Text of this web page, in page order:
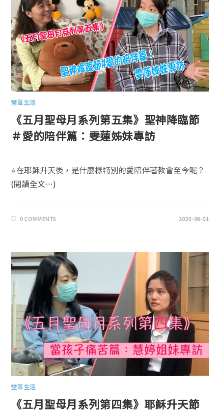
堂區生活
《五月聖母月系列第五集》聖神降臨節
＃愛的陪伴篇：雯蓮姊妹專訪
⭐️在耶穌升天後，是什麼樣特別的愛陪伴著教會至今呢？
(閱讀全文…)
0 COMMENTS 2020-06-01
堂區生活
《五月聖母月系列第四集》耶穌升天節